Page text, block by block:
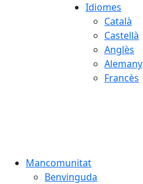
Idiomes
Català
Castellà
Anglès
Alemany
Francès
Mancomunitat
Benvinguda